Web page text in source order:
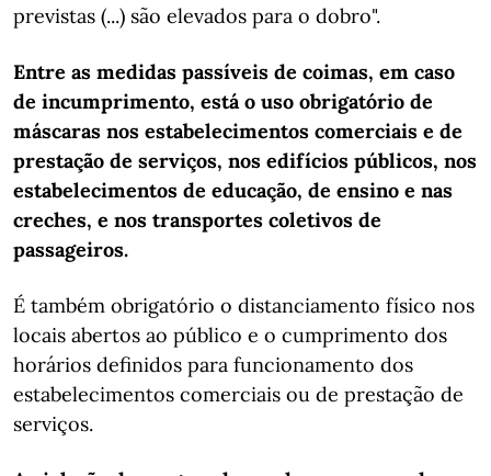
previstas (...) são elevados para o dobro".
Entre as medidas passíveis de coimas, em caso
de incumprimento, está o uso obrigatório de
máscaras nos estabelecimentos comerciais e de
prestação de serviços, nos edifícios públicos, nos
estabelecimentos de educação, de ensino e nas
creches, e nos transportes coletivos de
passageiros.
É também obrigatório o distanciamento físico nos
locais abertos ao público e o cumprimento dos
horários definidos para funcionamento dos
estabelecimentos comerciais ou de prestação de
serviços.